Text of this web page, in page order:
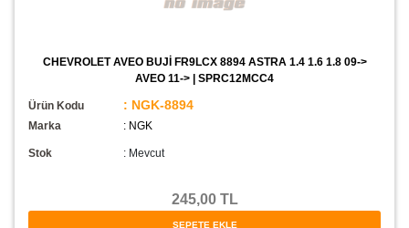
CHEVROLET AVEO BUJİ FR9LCX 8894 ASTRA 1.4 1.6 1.8 09->
AVEO 11-> | SPRC12MCC4
Ürün Kodu : NGK-8894
Marka : NGK
Stok : Mevcut
245,00 TL